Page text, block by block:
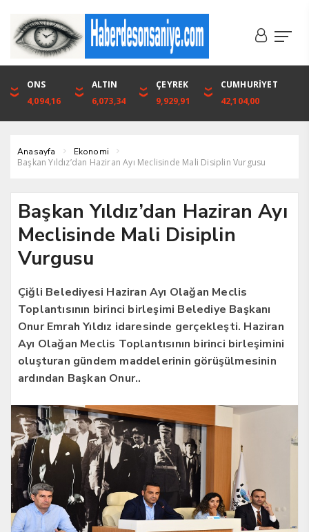
DOLAR
46,1316
EURO
53,3001
ALTIN
6,073,34
BIST
1.720,92
ONS
4,094,16
ALTIN
6,073,34
ÇEYREK
9,929,91
CUMHURİYET
42,104,00
Anasayfa Ekonomi
Başkan Yıldız’dan Haziran Ayı Meclisinde Mali Disiplin Vurgusu
Başkan Yıldız’dan Haziran Ayı
Meclisinde Mali Disiplin
Vurgusu
Çiğli Belediyesi Haziran Ayı Olağan Meclis
Toplantısının birinci birleşimi Belediye Başkanı
Onur Emrah Yıldız idaresinde gerçekleşti. Haziran
Ayı Olağan Meclis Toplantısının birinci birleşimini
oluşturan gündem maddelerinin görüşülmesinin
ardından Başkan Onur..